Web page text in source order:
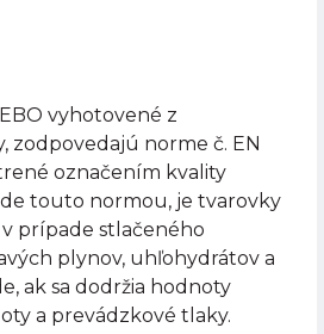
vyhotovené z
zodpovedajú norme č. EN
označením kvality
touto normou, je tvarovky
prípade stlačeného
plynov, uhľohydrátov a
ak sa dodržia hodnoty
a prevádzkové tlaky.